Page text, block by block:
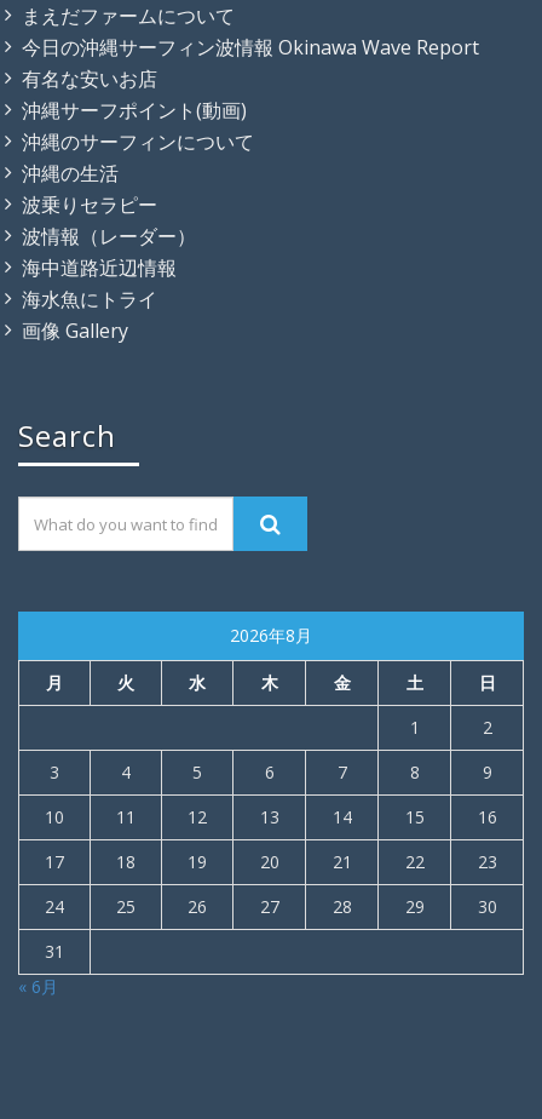
まえだファームについて
今日の沖縄サーフィン波情報 Okinawa Wave Report
有名な安いお店
沖縄サーフポイント(動画)
沖縄のサーフィンについて
沖縄の生活
波乗りセラピー
波情報（レーダー）
海中道路近辺情報
海水魚にトライ
画像 Gallery
Search
2026年8月
月 火 水 木 金 土
日
1
2
3
4 5 6 7 8
9
10
11 12 13 14 15
16
17
18 19 20 21 22
23
24
25 26 27 28 29
30
31
« 6月